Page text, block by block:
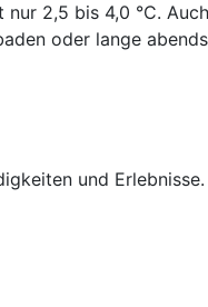
nur 2,5 bis 4,0 °C.
oder lange abends
und Erlebnisse.